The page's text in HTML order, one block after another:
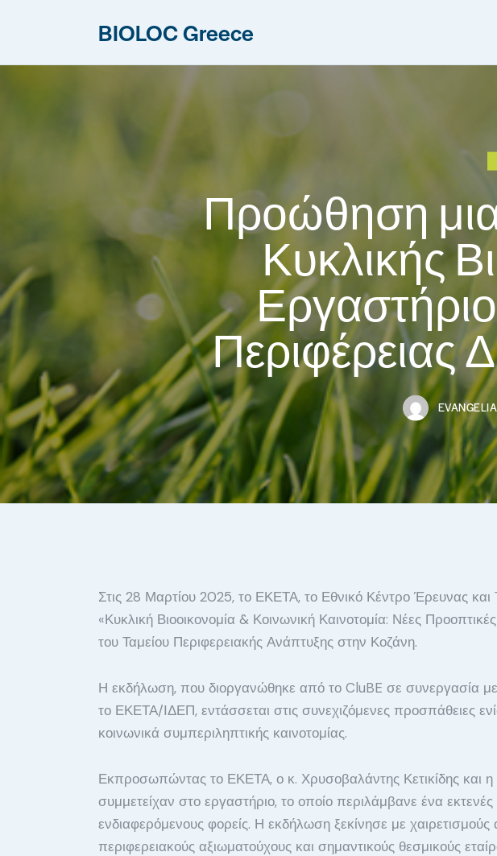
BIOLOC Greece
Προώθηση
Κυκλικής
Περιφέρειας
EVANGELIA
Στις 28 Μαρτίου 2025, το ΕΚΕΤΑ, το Εθνικό Κέντρο Έρευνας και
«Κυκλική Βιοοικονομία & Κοινωνική Καινοτομία: Νέες
του Ταμείου Περιφερειακής Ανάπτυξης στην Κοζάνη.
Η εκδήλωση, που διοργανώθηκε από το CluBE σε συνεργασία με
το ΕΚΕΤΑ/ΙΔΕΠ, εντάσσεται στις συνεχιζόμενες προσπάθειες
κοινωνικά συμπεριληπτικής καινοτομίας.
Εκπροσωπώντας το ΕΚΕΤΑ, ο κ. Χρυσοβαλάντης Κετικίδης και
συμμετείχαν στο εργαστήριο, το οποίο περιλάμβανε ένα
ενδιαφερόμενους φορείς. Η εκδήλωση ξεκίνησε με
περιφερειακούς αξιωματούχους και σημαντικούς θεσμικούς